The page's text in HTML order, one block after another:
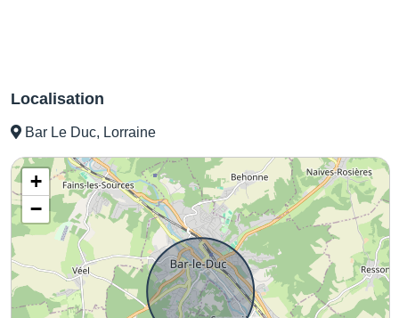
Localisation
Bar Le Duc, Lorraine
+
−